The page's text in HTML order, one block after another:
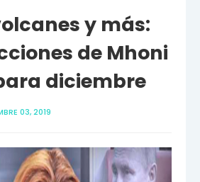
y más:
de Mhoni
diciembre
03, 2019